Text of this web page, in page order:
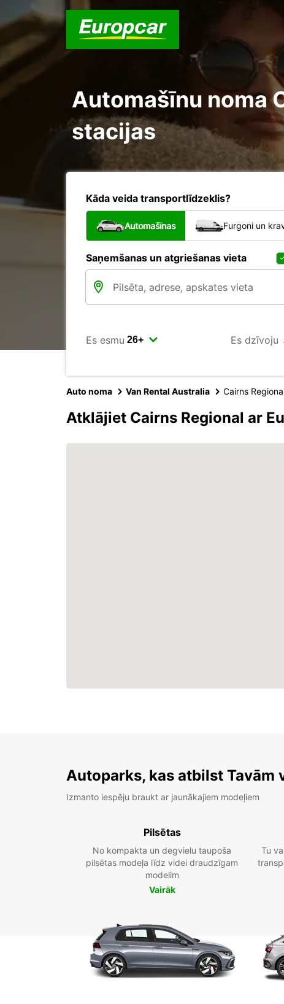
Automašīnu noma
stacijas
Kāda veida transportlīdzeklis?
Automašīnas Furgoni un
Saņemšanas un atgriešanas vieta
Es esmu Es dzīvoju
Auto noma Van Rental Australia Cairns
Atklājiet Cairns Regional ar
Autoparks, kas atbilst Tavām
Izmanto iespēju braukt ar jaunākajiem modeļiem
Pilsētas
No kompakta un degvielu taupoša
pilsētas modeļa līdz videi draudzīgam
modelim
Vairāk
Tu